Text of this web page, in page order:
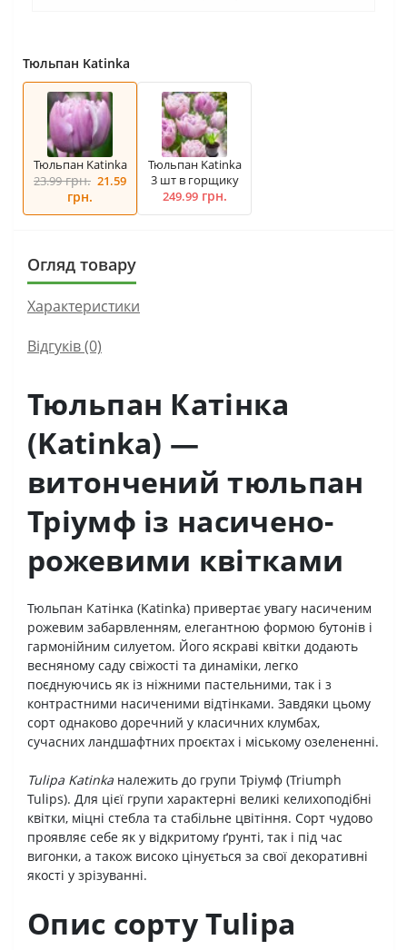
Тюльпан Katinka
Тюльпан Katinka
23.99грн. 21.59
грн.
Тюльпан Katinka
3 шт в горщику
249.99грн.
Огляд товару
Характеристики
Відгуків (0)
Тюльпан Катінка
(Katinka) —
витончений тюльпан
Тріумф із насичено-
рожевими квітками
Тюльпан Катінка (Katinka) привертає увагу насиченим
рожевим забарвленням, елегантною формою бутонів і
гармонійним силуетом. Його яскраві квітки додають
весняному саду свіжості та динаміки, легко
поєднуючись як із ніжними пастельними, так і з
контрастними насиченими відтінками. Завдяки цьому
сорт однаково доречний у класичних клумбах,
сучасних ландшафтних проєктах і міському озелененні.
Tulipa Katinka належить до групи Тріумф (Triumph
Tulips). Для цієї групи характерні великі келихоподібні
квітки, міцні стебла та стабільне цвітіння. Сорт чудово
проявляє себе як у відкритому ґрунті, так і під час
вигонки, а також високо цінується за свої декоративні
якості у зрізуванні.
Опис сорту Tulipa